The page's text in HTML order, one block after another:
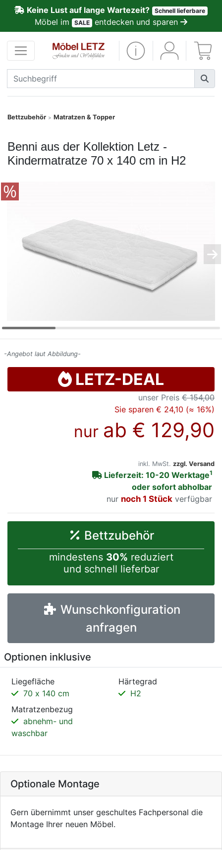
Keine Lust auf lange Wartezeit? Schnell lieferbare
Möbel im SALE entdecken und sparen
Bettzubehör > Matratzen & Topper
Benni aus der Kollektion Letz -
Kindermatratze 70 x 140 cm in H2
-Angebot laut Abbildung-
LETZ-DEAL
unser Preis € 154,00
Sie sparen € 24,10 (≈ 16%)
nur ab € 129,90
inkl. MwSt. zzgl. Versand
Lieferzeit: 10-20 Werktage1
oder sofort abholbar
nur
noch 1 Stück verfügbar
Bettzubehör
mindestens 30% reduziert
und schnell lieferbar
Wunschkonfiguration
anfragen
Optionen inklusive
Liegefläche
70 x 140 cm
Härtegrad
H2
Matratzenbezug
abnehm- und
waschbar
Optionale Montage
Gern übernimmt unser geschultes Fachpersonal die
Montage Ihrer neuen Möbel.
Kundenmeinungen
Anmelden
PREMIUM
Schnell
SALE
Konfigurator
0%
Finanzierung
Deals